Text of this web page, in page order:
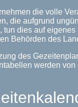
die volle
die aufgrund
tun dies auf
Behörden des
des
werden